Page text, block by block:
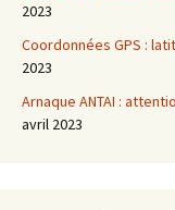
2023
Coordonnées GPS :
2023
Arnaque ANTAI :
avril 2023